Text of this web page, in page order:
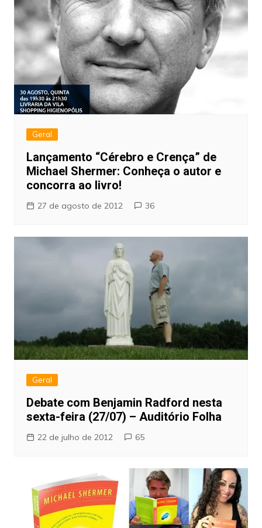
Geral
Lançamento “Cérebro e Crença” de
Michael Shermer: Conheça o autor e
concorra ao livro!
27 de agosto de 2012 36
Geral
Debate com Benjamin Radford nesta
sexta-feira (27/07) – Auditório Folha
22 de julho de 2012 65